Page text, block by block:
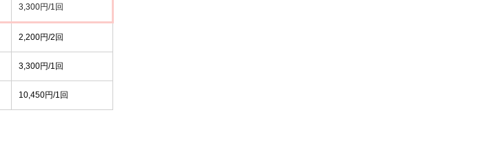
3,300円/1回
2,200円/2回
3,300円/1回
10,450円/1回